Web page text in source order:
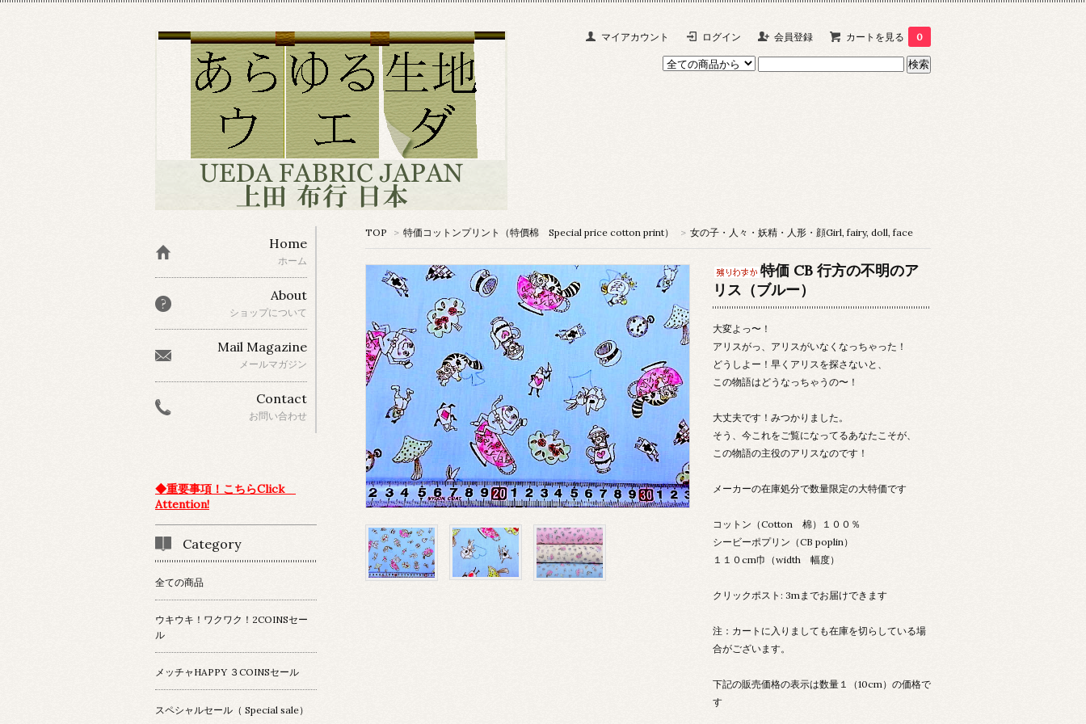
マイアカウント ログイン 会員登録 カートを見る 0
TOP > 特価コットンプリント（特價棉 Special price cotton print） > 女の子・人々・妖精・人形・顔Girl, fairy, doll, face
特価 CB 行方の不明のア
リス（ブルー）
大変よっ〜！
アリスがっ、アリスがいなくなっちゃった！
どうしよー！早くアリスを探さないと、
この物語はどうなっちゃうの〜！
大丈夫です！みつかりました。
そう、今これをご覧になってるあなたこそが、
この物語の主役のアリスなのです！
メーカーの在庫処分で数量限定の大特価です
コットン（Cotton 棉）１００％
シービーポプリン（CB poplin）
１１０cm巾（width 幅度）
クリックポスト: 3mまでお届けできます
注：カートに入りましても在庫を切らしている場
合がございます。
下記の販売価格の表示は数量１（10cm）の価格で
す
Home
ホーム
About
ショップについて
Mail Magazine
メールマガジン
Contact
お問い合わせ
◆重要事項！こちらClick
Attention!
Category
全ての商品
ウキウキ！ワクワク！2COINSセー
ル
メッチャHAPPY ３COINSセール
スペシャルセール（ Special sale）